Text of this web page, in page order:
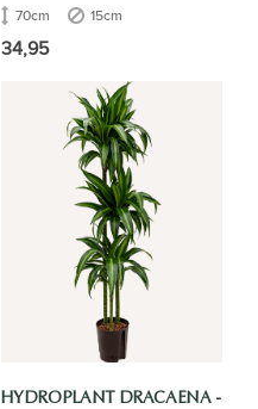
70cm 15cm
34,95
HYDROPLANT DRACAENA -